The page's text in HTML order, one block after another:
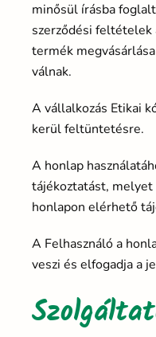
minősül írásba
szerződési
termék
válnak.
A vállalkozás Etikai
kerül feltüntetésre.
A honlap
tájékoztatást, melyet
honlapon elérhető
A Felhasználó a
veszi és elfogadja a